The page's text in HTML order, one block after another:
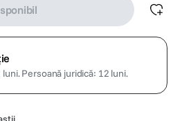
luni.Persoană juridică: 12 luni.